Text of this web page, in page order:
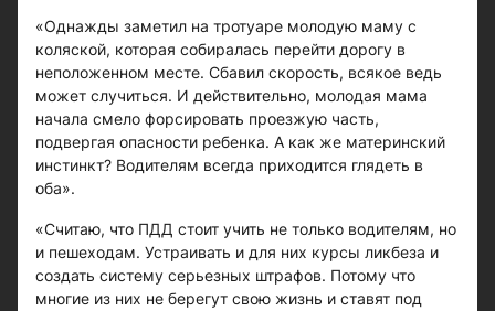
«Однажды заметил на тротуаре молодую маму с
коляской, которая собиралась перейти дорогу в
неположенном месте. Сбавил скорость, всякое ведь
может случиться. И действительно, молодая мама
начала смело форсировать проезжую часть,
подвергая опасности ребенка. А как же материнский
инстинкт? Водителям всегда приходится глядеть в
оба».
«Считаю, что ПДД стоит учить не только водителям, но
и пешеходам. Устраивать и для них курсы ликбеза и
создать систему серьезных штрафов. Потому что
многие из них не берегут свою жизнь и ставят под